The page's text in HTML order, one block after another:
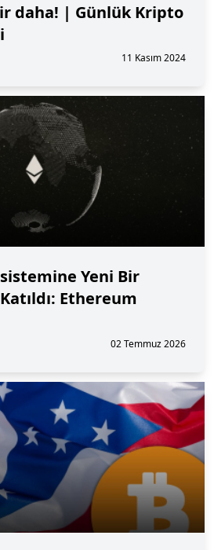
daha! | Günlük Kripto
11 Kasım 2024
Yeni Bir
Ethereum
02 Temmuz 2026